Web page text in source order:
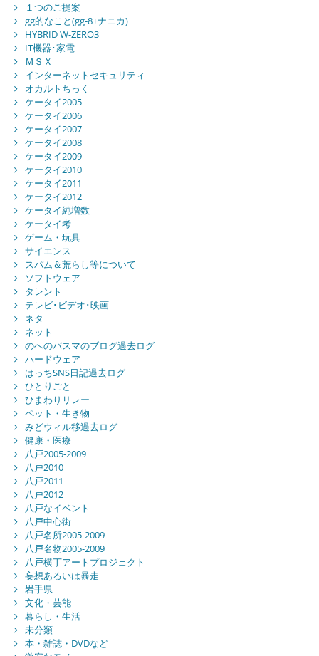
１つのご提案
gg的なこと(gg-8+ナニカ)
HYBRID W-ZERO3
IT機器･家電
ＭＳＸ
インターネットセキュリティ
オカルトちっく
ケータイ2005
ケータイ2006
ケータイ2007
ケータイ2008
ケータイ2009
ケータイ2010
ケータイ2011
ケータイ2012
ケータイ純増数
ケータイ考
ゲーム・玩具
サイエンス
スパム＆荒らし等について
ソフトウェア
タレント
テレビ･ビデオ･映画
ネタ
ネット
のへのバスマのブログ過去ログ
ハードウェア
はっちSNS日記過去ログ
ひとりごと
ひまわりリレー
ペット・生き物
みどウィル移過去ログ
健康・医療
八戸2005-2009
八戸2010
八戸2011
八戸2012
八戸なイベント
八戸中心街
八戸名所2005-2009
八戸名物2005-2009
八戸横丁アートプロジェクト
妄想あるいは暴走
岩手県
文化・芸能
暮らし・生活
未分類
本・雑誌・DVDなど